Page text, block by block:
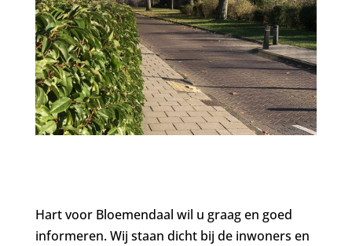
Hart voor Bloemendaal wil u graag en goed
informeren. Wij staan dicht bij de inwoners en